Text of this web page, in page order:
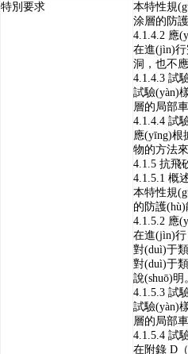
特別要求
本特性規
涂層的防
4.1.4.2 應
在進(jìn)
洞，也不應
4.1.4.3 試
試驗(yàn)
層的局部車
4.1.4.4 試
應(yīng)根
物的方法來
4.1.5 抗飛
4.1.5.1 概
本特性規
的防護(hù)
4.1.5.2 應
在進(jìn)行
對(duì)于
對(duì)于
說(shuō)明
4.1.5.3 試
試驗(yàn)
層的局部車
4.1.5.4 試
在附錄 D